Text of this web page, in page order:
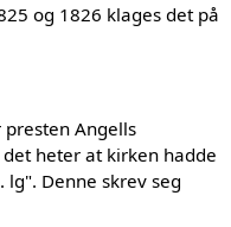
og 1826 klages det på
Angells
heter at kirken hadde
lg". Denne skrev seg